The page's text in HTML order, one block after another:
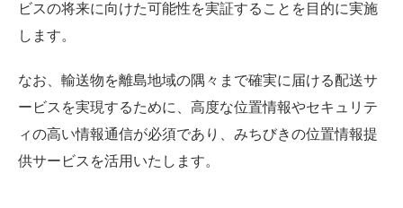
ビスの将来に向けた可能性を実証することを目的に実施
します。
なお、輸送物を離島地域の隅々まで確実に届ける配送サ
ービスを実現するために、高度な位置情報やセキュリテ
ィの高い情報通信が必須であり、みちびきの位置情報提
供サービスを活用いたします。